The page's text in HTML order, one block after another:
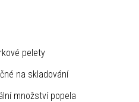
pelety
na skladování
množství popela